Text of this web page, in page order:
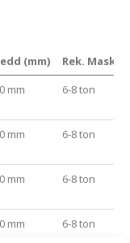
(mm)
Rek.
mm 6-8 ton
mm 6-8 ton
mm 6-8 ton
mm 6-8 ton